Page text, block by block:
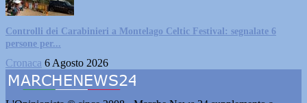
Controlli dei Carabinieri a Montelago Celtic Festival: segnalate 6
persone per...
Cronaca 6 Agosto 2026